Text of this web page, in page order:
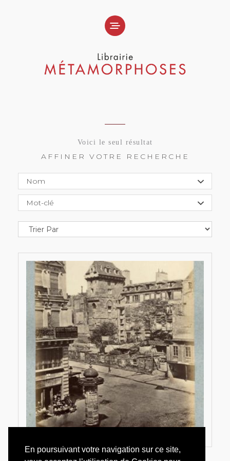
En poursuivant votre navigation sur ce site,
Voici le seul résultat
AFFINER VOTRE RECHERCHE
Nom
Mot-clé